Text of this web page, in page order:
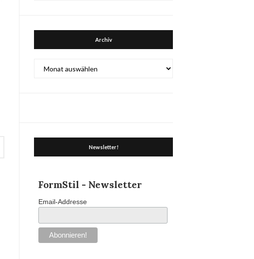
Archiv
Newsletter!
FormStil - Newsletter
Email-Addresse